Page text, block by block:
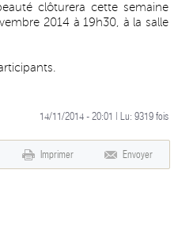
clôturera cette semaine
2014 à 19h30, à la salle
14/11/2014 - 20:01 | Lu: 9319 fois
Imprimer Envoyer